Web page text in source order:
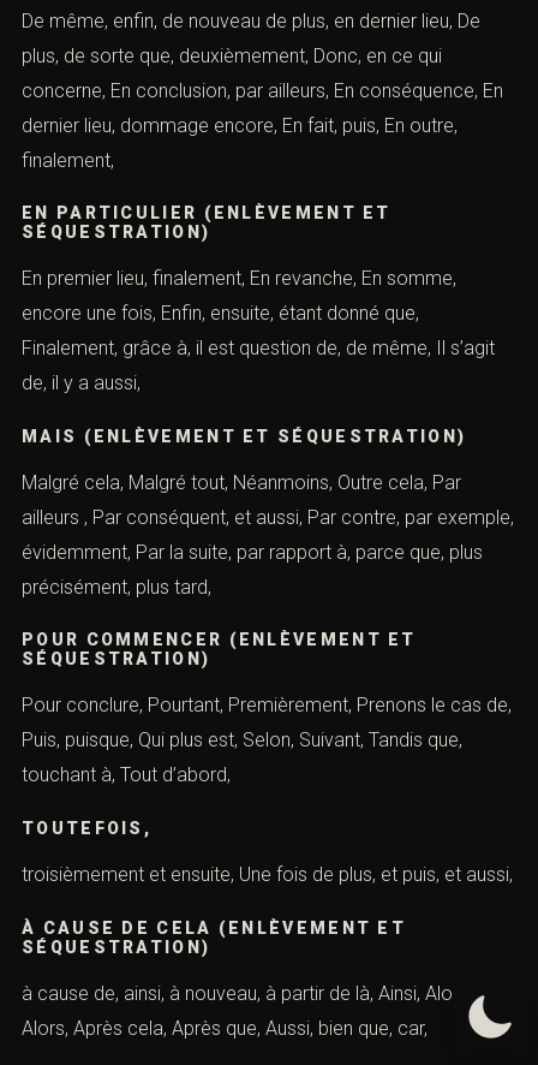
c’est ainsi que, c’est pour cela que, par ailleurs, c’est
pourquoi, Considérons, Contraste, D’autant plus, d’après,
de ce fait, de façon, manière que,
DE LA MÊME MANIÈRE (ENLÈVEMENT ET
De même, enfin, de nouveau de plus, en dernier lieu, De
plus, de sorte que, deuxièmement, Donc, en ce qui
concerne, En conclusion, par ailleurs, En conséquence,
En dernier lieu, dommage encore, En fait, puis, En outre,
finalement,
EN PARTICULIER (ENLÈVEMENT ET
SÉQUESTRATION)
En premier lieu, finalement, En revanche, En somme,
encore une fois, Enfin, ensuite, étant donné que,
Finalement, grâce à, il est question de, de même, Il s’agit
de, il y a aussi,
MAIS (ENLÈVEMENT ET SÉQUESTRATION)
Malgré cela, Malgré tout, Néanmoins, Outre cela, Par
ailleurs , Par conséquent, et aussi, Par contre, par
exemple, évidemment, Par la suite, par rapport à, parce
SÉQUESTRATION)
Pour conclure, Pourtant, Premièrement, Prenons le cas
de, Puis, puisque, Qui plus est, Selon, Suivant, Tandis que,
touchant à, Tout d’abord,